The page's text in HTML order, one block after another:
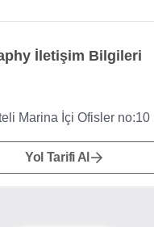
İletişim Bilgileri
Marina İçi Ofisler no:10
Yol Tarifi Al